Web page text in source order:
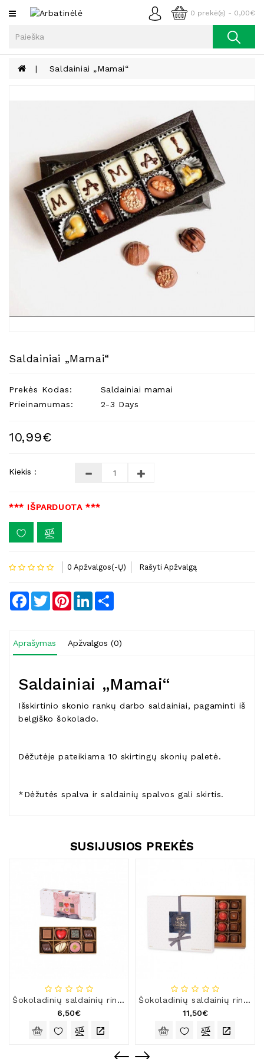
0 prekė(s) - 0,00€
Kategorijos
Kava
Grožiui
Riešutai
Becukriai
Saldėsiai
Saldėsiai
Gurmanams
Kvapai
Higienos
Priemonės
Pirties
Indai
Saldainiai „Mamai“
Saldainiai „Mamai“
Prekės Kodas:
Saldainiai mamai
Prieinamumas:
2-3 Days
10,99€
Kiekis :
*** IŠPARDUOTA ***
0 Apžvalgos(-Ų) Rašyti Apžvalgą
Facebook
TwitterPinterestLinkedIn
Aprašymas Apžvalgos (0)
Saldainiai „Mamai“
Išskirtinio skonio rankų darbo saldainiai, pagaminti iš
belgiško šokolado.
Dėžutėje pateikiama 10 skirtingų skonių paletė.
*Dėžutės spalva ir saldainių spalvos gali skirtis.
SUSIJUSIOS PREKĖS
Šokoladinių saldainių rinkinys „Rūta 1913“, 87 g
6,50€
Šokoladinių saldainių rinkinys „Rūta 1913“ SALDŪS LINKĖJIMAI
11,50€